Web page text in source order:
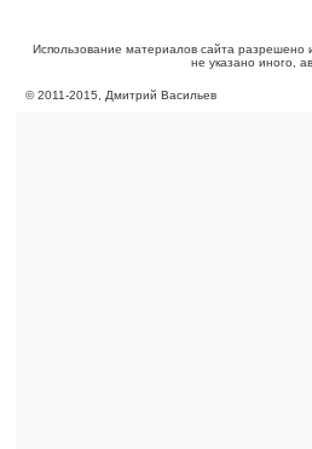
Использование материалов сайта разрешено
не указано иного,
©2011-2015 , Дмитрий Васильев